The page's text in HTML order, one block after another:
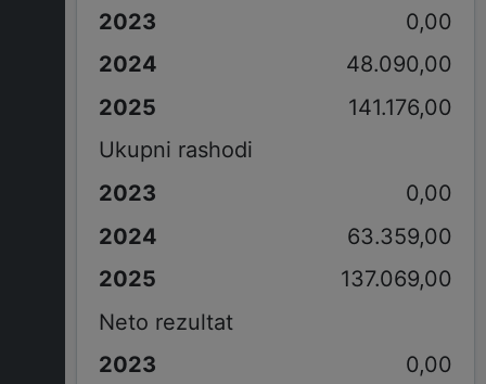
0,00
48.090,00
141.176,00
Ukupni rashodi
0,00
63.359,00
137.069,00
Neto rezultat
0,00